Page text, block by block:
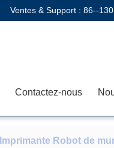
Ventes & Support : 86--
Contactez-nous
Imprimante Robot de